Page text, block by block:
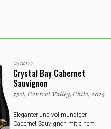
0512177
Crystal Bay Cabernet
Sauvignon
75cl, Central Valley, Chile, 2023
Eleganter und vollmundiger
Cabernet Sauvignon mit einem